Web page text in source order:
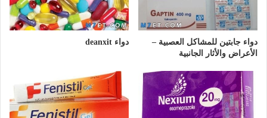
دواء جابتين للمشاكل العصبية –
الأعراض والأثار الجانبية
دواء deanxit